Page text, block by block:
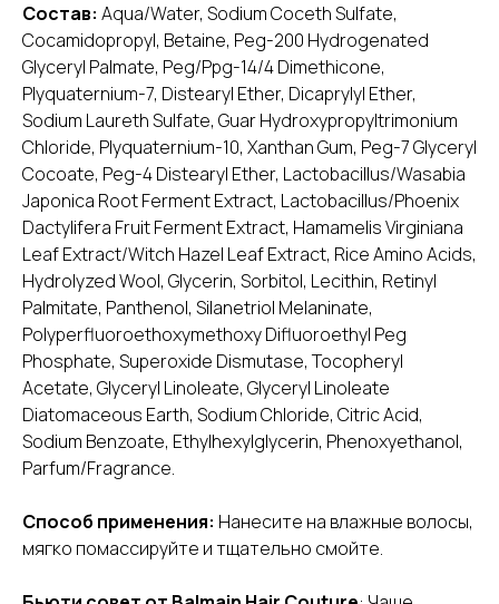
Состав: Aqua/Water, Sodium Coceth Sulfate,
Cocamidopropyl, Betaine, Peg-200 Hydrogenated
Glyceryl Palmate, Peg/Ppg-14/4 Dimethicone,
Plyquaternium-7, Distearyl Ether, Dicaprylyl Ether,
Sodium Laureth Sulfate, Guar Hydroxypropyltrimonium
Chloride, Plyquaternium-10, Xanthan Gum, Peg-7 Glyceryl
Cocoate, Peg-4 Distearyl Ether, Lactobacillus/Wasabia
Japonica Root Ferment Extract, Lactobacillus/Phoenix
Dactylifera Fruit Ferment Extract, Hamamelis Virginiana
Leaf Extract/Witch Hazel Leaf Extract, Rice Amino Acids,
Hydrolyzed Wool, Glycerin, Sorbitol, Lecithin, Retinyl
Palmitate, Panthenol, Silanetriol Melaninate,
Polyperfluoroethoxymethoxy Difluoroethyl Peg
Phosphate, Superoxide Dismutase, Tocopheryl
Acetate, Glyceryl Linoleate, Glyceryl Linoleate
Diatomaceous Earth, Sodium Chloride, Citric Acid,
Sodium Benzoate, Ethylhexylglycerin, Phenoxyethanol,
Parfum/Fragrance.
Способ применения: Нанесите на влажные волосы,
мягко помассируйте и тщательно смойте.